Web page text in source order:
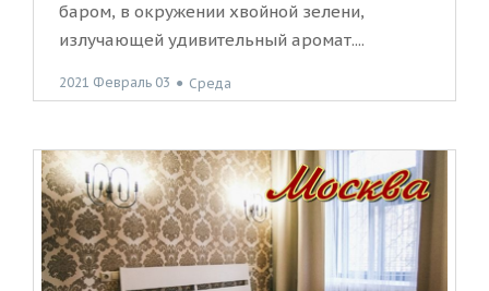
баром, в окружении хвойной зелени,
излучающей удивительный аромат....
2021 Февраль 03 ● Среда